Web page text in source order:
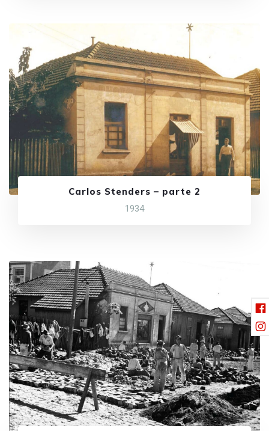
Carlos Stenders – parte 2
1934